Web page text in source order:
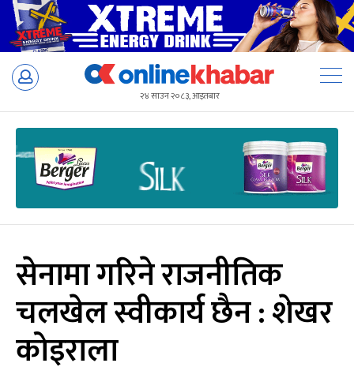
Skip
२४ साउन २०८३, आइतबार
सेनामा गरिने राजनीतिक
चलखेल स्वीकार्य छैन : शेखर
कोइराला